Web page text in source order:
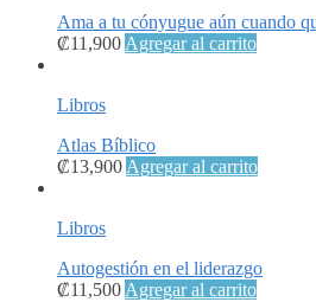
Ama a tu cónyugue aún cuando
₡11,900 Agregar al carrito
Libros
Atlas Bíblico
₡13,900 Agregar al carrito
Libros
Autogestión en el liderazgo
₡11,500 Agregar al carrito